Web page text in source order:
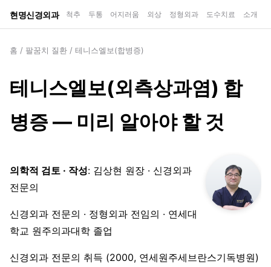
현명신경외과 척추 두통 어지러움 외상 정형외과 도수치료 소개
홈 / 팔꿈치 질환 / 테니스엘보(합병증)
테니스엘보(외측상과염) 합
병증 — 미리 알아야 할 것
의학적 검토 · 작성: 김상현 원장 · 신경외과
전문의
신경외과 전문의 · 정형외과 전임의 · 연세대
학교 원주의과대학 졸업
신경외과 전문의 취득 (2000, 연세원주세브란스기독병원)